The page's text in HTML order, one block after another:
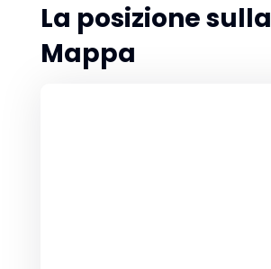
La posizione sulla
Mappa